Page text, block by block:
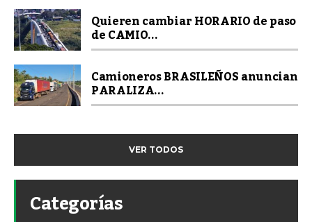
Quieren cambiar HORARIO de paso
de CAMIO...
Camioneros BRASILEÑOS anuncian
PARALIZA...
VER TODOS
Categorías